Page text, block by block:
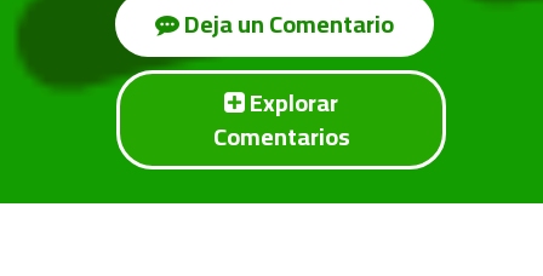
Deja un Comentario
Comentarios